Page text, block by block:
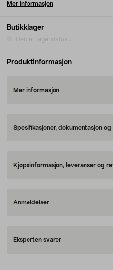
Butikklager
Henter lagerstatus...
Mer informasjon
Produktinformasjon
Mer informasjon
Spesifikasjoner, dokumentasjon
Kjøpsinformasjon, leveranser og
Anmeldelser
Eksperten svarer